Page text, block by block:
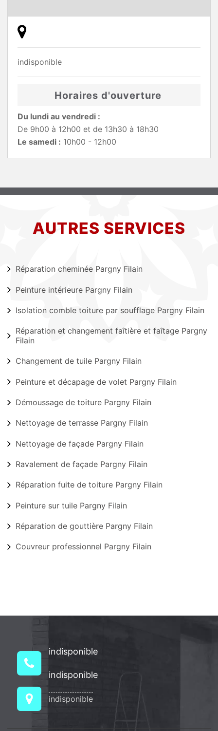
indisponible
Horaires d'ouverture
Du lundi au vendredi :
De 9h00 à 12h00 et de 13h30 à 18h30
Le samedi : 10h00 - 12h00
AUTRES SERVICES
Réparation cheminée Pargny Filain
Peinture intérieure Pargny Filain
Isolation comble toiture par soufflage Pargny Filain
Réparation et changement faîtière et faîtage Pargny
Filain
Changement de tuile Pargny Filain
Peinture et décapage de volet Pargny Filain
Démoussage de toiture Pargny Filain
Nettoyage de terrasse Pargny Filain
Nettoyage de façade Pargny Filain
Ravalement de façade Pargny Filain
Réparation fuite de toiture Pargny Filain
Peinture sur tuile Pargny Filain
Réparation de gouttière Pargny Filain
Couvreur professionnel Pargny Filain
indisponible
indisponible
indisponible